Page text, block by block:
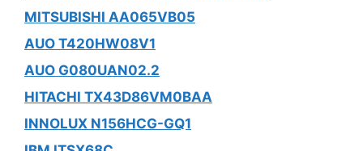
MITSUBISHI AA065VB05
AUO T420HW08V1
AUO G080UAN02.2
HITACHI TX43D86VM0BAA
INNOLUX N156HCG-GQ1